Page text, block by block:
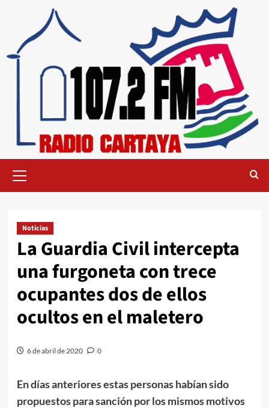
Noticias
La Guardia Civil intercepta
una furgoneta con trece
ocupantes dos de ellos
ocultos en el maletero
6 de abril de 2020 0
En días anteriores estas personas habían sido
propuestos para sanción por los mismos motivos